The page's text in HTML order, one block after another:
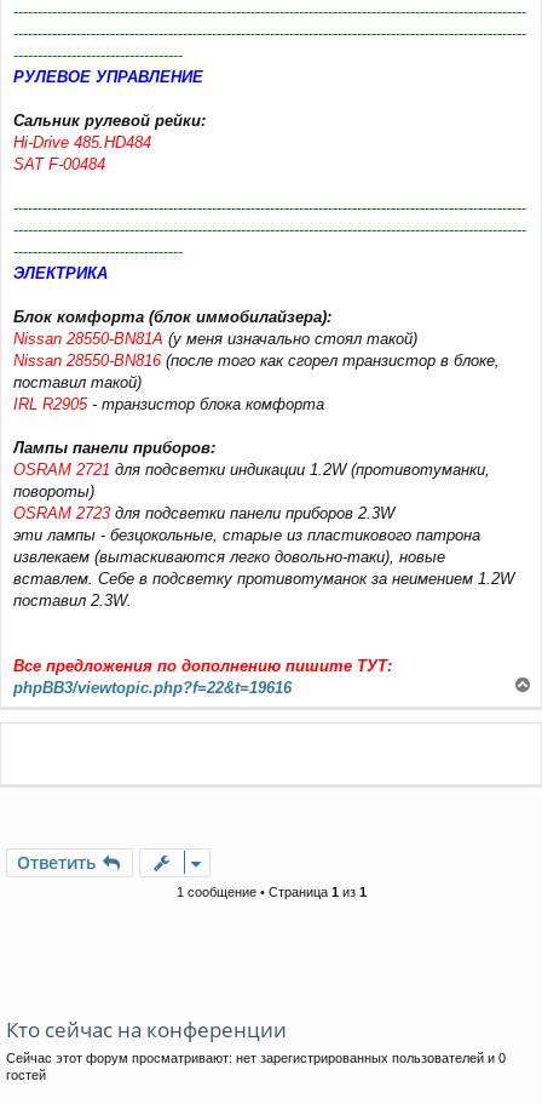
----------------------------------------------------------------------------------------------------------
----------------------------------------------------------------------------------------------------------
-----------------------------------
РУЛЕВОЕ УПРАВЛЕНИЕ
Сальник рулевой рейки:
Hi-Drive 485.HD484
SAT F-00484
----------------------------------------------------------------------------------------------------------
----------------------------------------------------------------------------------------------------------
-----------------------------------
ЭЛЕКТРИКА
Блок комфорта (блок иммобилайзера):
Nissan 28550-BN81A (у меня изначально стоял такой)
Nissan 28550-BN816 (после того как сгорел транзистор в блоке,
поставил такой)
IRL R2905- транзистор блока комфорта
Лампы панели приборов:
OSRAM 2721 для подсветки индикации 1.2W (противотуманки,
повороты)
OSRAM 2723 для подсветки панели приборов 2.3W
эти лампы - безцокольные, старые из пластикового патрона
извлекаем (вытаскиваются легко довольно-таки), новые
вставлем. Себе в подсветку противотуманок за неимением 1.2W
поставил 2.3W.
Все предложения по дополнению пишите ТУТ:
phpBB3/viewtopic.php?f=22&t=19616
е
р
т
Ответить
1 сообщение • Страница 1из 1
Кто сейчас на конференции
Сейчас этот форум просматривают: нет зарегистрированных пользователей и 0
гостей